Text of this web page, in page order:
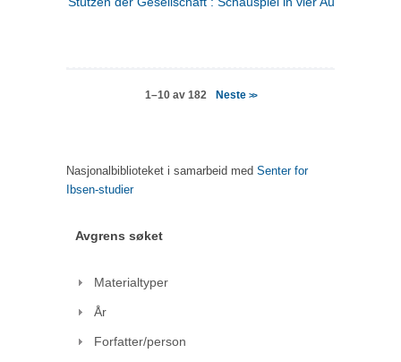
1–10 av 182 Neste >>
Nasjonalbiblioteket i samarbeid med Senter for
Ibsen-studier
Avgrens søket
Materialtyper
År
Forfatter/person